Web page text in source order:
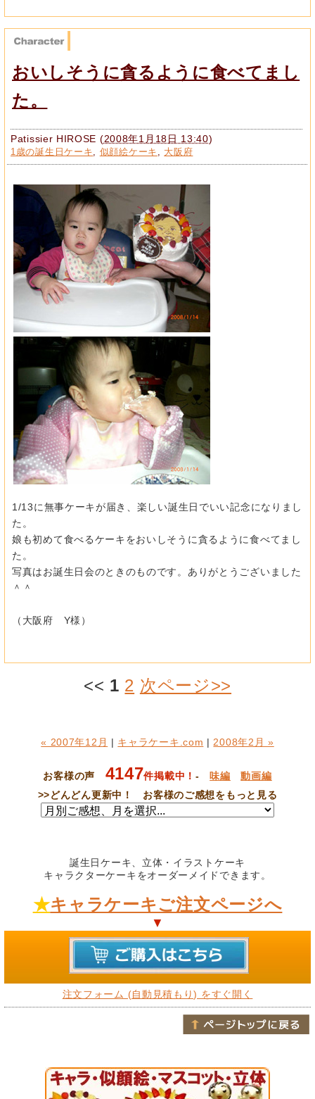
おいしそうに貪るように食べてまし
た。
Patissier HIROSE (2008年1月18日 13:40)
1歳の誕生日ケーキ 似顔絵ケーキ 大阪府
1/13に無事ケーキが届き、楽しい誕生日でいい記念になりまし
た。
娘も初めて食べるケーキをおいしそうに貪るように食べてまし
た。
写真はお誕生日会のときのものです。ありがとうございました
＾＾
（大阪府 Y様）
<< 1 2 次ページ>>
« 2007年12月 | キャラケーキ.com | 2008年2月 »
お客様の声 4147件掲載中！ - 味編
動画編
>>どんどん更新中！ お客様のご感想をもっと見る
誕生日ケーキ、立体・イラストケーキ
キャラクターケーキをオーダーメイドできます。
★キャラケーキご注文ページへ
▼
注文フォーム (自動見積もり) をすぐ開く